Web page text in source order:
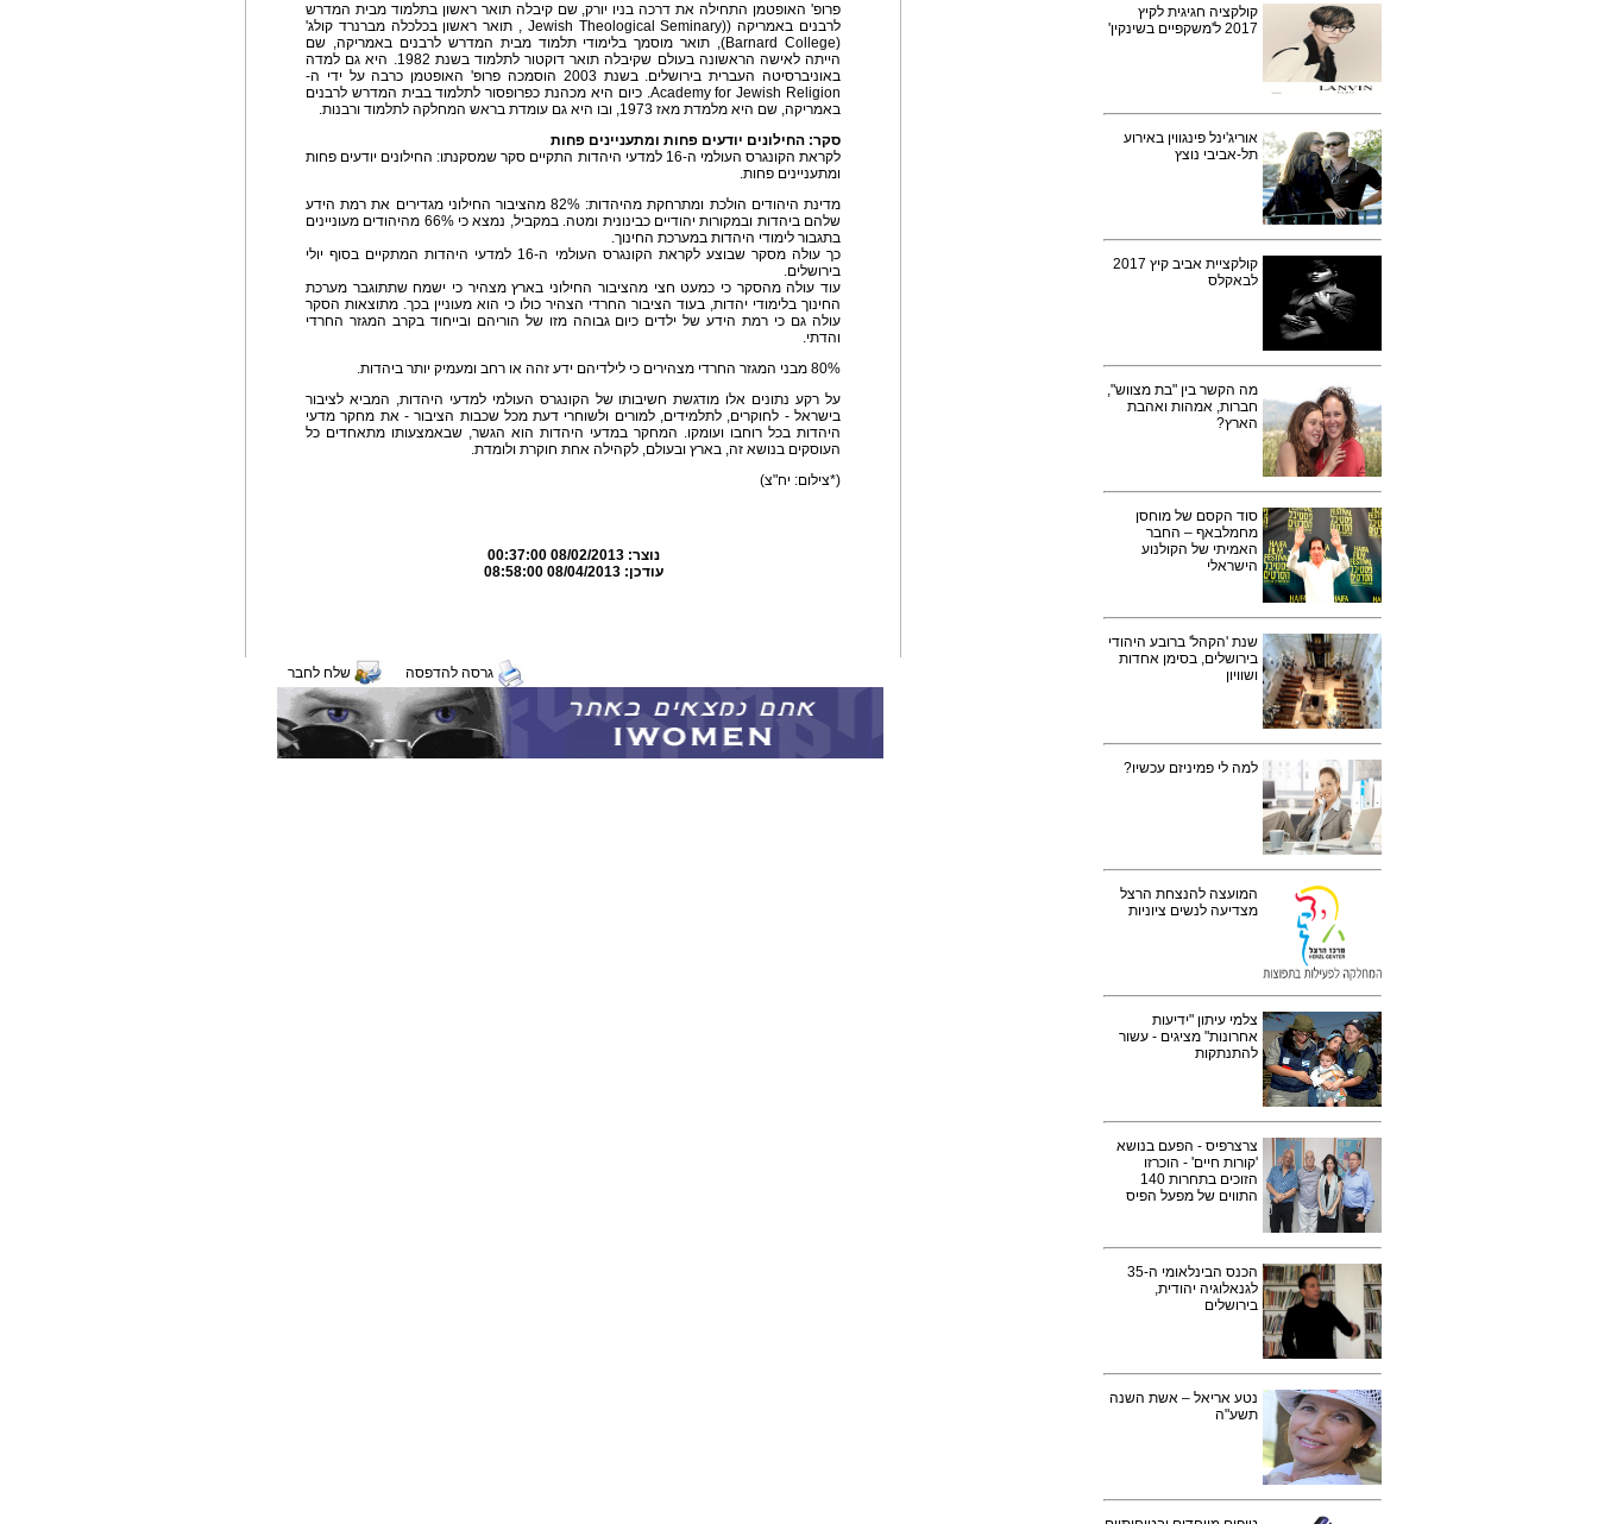
קולקציה חגיגית לקיץ
2017 ל'משקפיים בשינקין'
אוריג'ינל פינגווין באירוע
תל-אביבי נוצץ
קולקציית אביב קיץ 2017
לבאקלס
מה הקשר בין "בת מצווש",
חברות, אמהות ואהבת
הארץ?
סוד הקסם של מוחסן
מחמלבאף – החבר
האמיתי של הקולנוע
הישראלי
שנת 'הקהל' ברובע היהודי
בירושלים, בסימן אחדות
ושוויון
למה לי פמיניזם עכשיו?
המועצה להנצחת הרצל
מצדיעה לנשים ציוניות
צלמי עיתון "ידיעות
אחרונות" מציגים - עשור
להתנתקות
צרצרפיס - הפעם בנושא
'קורות חיים' - הוכרזו
הזוכים בתחרות 140
התווים של מפעל הפיס
הכנס הבינלאומי ה-35
לגנאלוגיה יהודית,
בירושלים
נטע אריאל – אשת השנה
תשע"ה
פרופ' האופטמן התחילה את דרכה בניו יורק, שם קיבלה תואר ראשון בתלמוד מבית המדרש
לרבנים באמריקה ((Jewish Theological Seminary , תואר ראשון בכלכלה מברנרד קולג'
(Barnard College), תואר מוסמך בלימודי תלמוד מבית המדרש לרבנים באמריקה, שם
הייתה לאישה הראשונה בעולם שקיבלה תואר דוקטור לתלמוד בשנת 1982. היא גם למדה
באוניברסיטה העברית בירושלים. בשנת 2003 הוסמכה פרופ' האופטמן כרבה על ידי ה-
Academy for Jewish Religion. כיום היא מכהנת כפרופסור לתלמוד בבית המדרש לרבנים
באמריקה, שם היא מלמדת מאז 1973, ובו היא גם עומדת בראש המחלקה לתלמוד ורבנות.
סקר: החילונים יודעים פחות ומתעניינים פחות
לקראת הקונגרס העולמי ה-16 למדעי היהדות התקיים סקר שמסקנתו: החילונים יודעים פחות
ומתעניינים פחות.
מדינת היהודים הולכת ומתרחקת מהיהדות: 82% מהציבור החילוני מגדירים את רמת הידע
שלהם ביהדות ובמקורות יהודיים כבינונית ומטה. במקביל, נמצא כי 66% מהיהודים מעוניינים
בתגבור לימודי היהדות במערכת החינוך.
כך עולה מסקר שבוצע לקראת הקונגרס העולמי ה-16 למדעי היהדות המתקיים בסוף יולי
בירושלים.
עוד עולה מהסקר כי כמעט חצי מהציבור החילוני בארץ מצהיר כי ישמח שתתוגבר מערכת
החינוך בלימודי יהדות, בעוד הציבור החרדי הצהיר כולו כי הוא מעוניין בכך. מתוצאות הסקר
עולה גם כי רמת הידע של ילדים כיום גבוהה מזו של הוריהם ובייחוד בקרב המגזר החרדי
והדתי.
80% מבני המגזר החרדי מצהירים כי לילדיהם ידע זהה או רחב ומעמיק יותר ביהדות.
על רקע נתונים אלו מודגשת חשיבותו של הקונגרס העולמי למדעי היהדות, המביא לציבור
בישראל - לחוקרים, לתלמידים, למורים ולשוחרי דעת מכל שכבות הציבור - את מחקר מדעי
היהדות בכל רוחבו ועומקו. המחקר במדעי היהדות הוא הגשר, שבאמצעותו מתאחדים כל
העוסקים בנושא זה, בארץ ובעולם, לקהילה אחת חוקרת ולומדת.
(*צילום: יח"צ)
נוצר:08/02/2013 00:37:00
עודכן:08/04/2013 08:58:00
גרסה להדפסה שלח לחבר